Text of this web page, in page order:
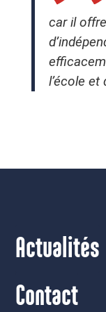
car il
l’école et
Actualités
Contact